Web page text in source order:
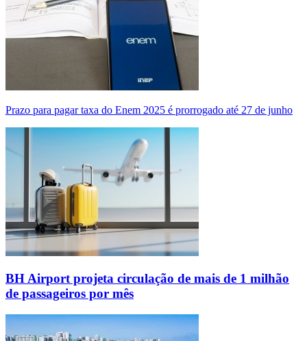
Prazo para pagar taxa do Enem 2025 é prorrogado até 27 de junho
BH Airport projeta circulação de mais de 1 milhão
de passageiros por mês